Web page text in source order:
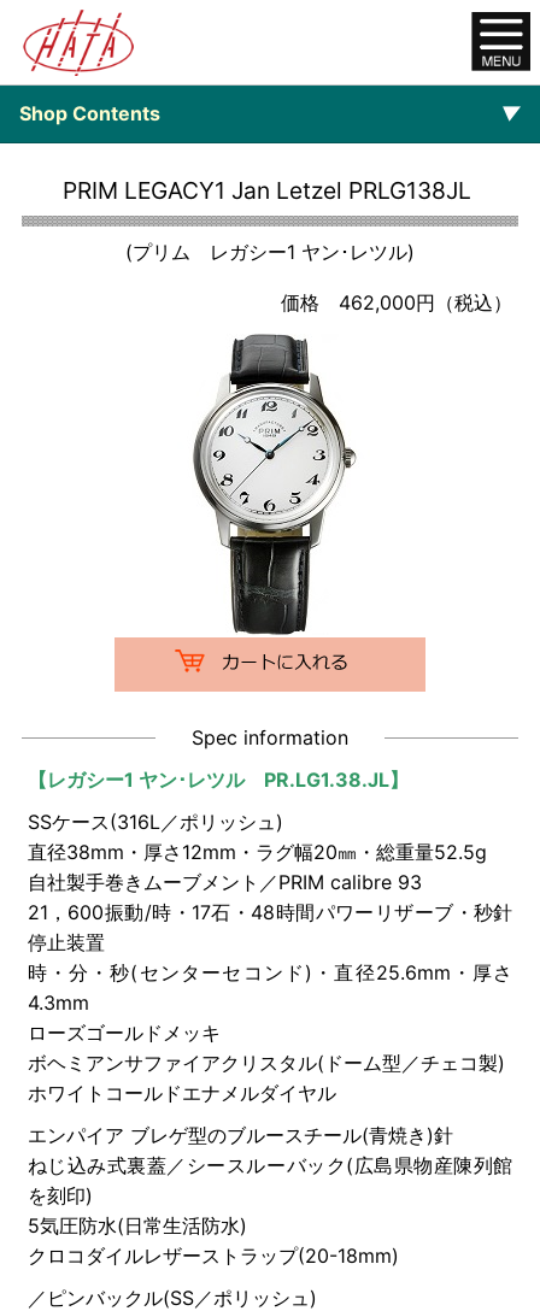
Shop Contents ▼
ご注文について
PRIM LEGACY1 Jan Letzel PRLG138JL
(プリム レガシー1 ヤン･レツル)
価格 462,000円（税込）
Spec information
【レガシー1 ヤン･レツル PR.LG1.38.JL】
SSケース(316L／ポリッシュ)
直径38mm・厚さ12mm・ラグ幅20㎜・総重量52.5g
自社製手巻きムーブメント／PRIM calibre 93
21，600振動/時・17石・48時間パワーリザーブ・秒針
停止装置
時・分・秒(センターセコンド)・直径25.6mm・厚さ
4.3mm
ローズゴールドメッキ
ボヘミアンサファイアクリスタル(ドーム型／チェコ製)
ホワイトコールドエナメルダイヤル
エンパイア ブレゲ型のブルースチール(青焼き)針
ねじ込み式裏蓋／シースルーバック(広島県物産陳列館
を刻印)
5気圧防水(日常生活防水)
クロコダイルレザーストラップ(20-18mm)
／ピンバックル(SS／ポリッシュ)